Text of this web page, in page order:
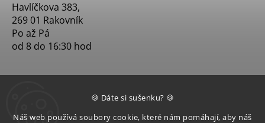
🍪 Dáte si sušenku? 🍪
Náš web používá soubory cookie, které nám pomáhají, aby náš
Havlíčkova 383,
269 01 Rakovník
Po až Pá
od 8 do 16:30 hod